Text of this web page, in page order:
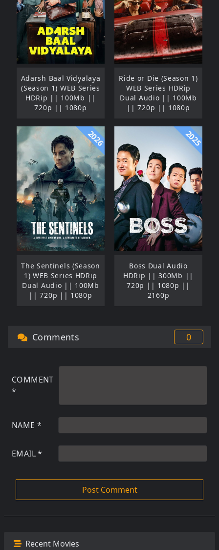
Adarsh Baal Vidyalaya
(Season 1) WEB Series
HDRip || 100Mb ||
720p || 1080p
Ride or Die (Season 1)
WEB Series HDRip
Dual Audio || 100Mb
|| 720p || 1080p
2026
The Sentinels (Season
1) WEB Series HDRip
Dual Audio || 100Mb
|| 720p || 1080p
2025
Boss Dual Audio
HDRip || 300Mb ||
720p || 1080p ||
2160p
Comments 0
COMMENT
*
NAME *
EMAIL*
Recent Movies